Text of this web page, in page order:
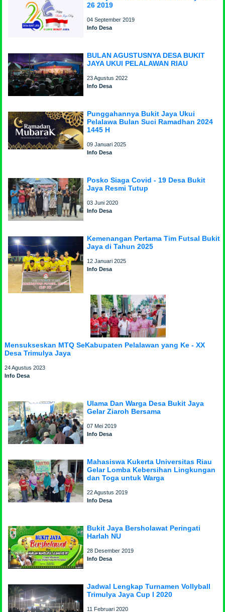
26 2019
04 September 2019
Info Desa
BULAN AGUSTUSNYA DESA BUKIT
JAYA UKUI PELALAWAN RIAU
23 Agustus 2022
Info Desa
Punggahannya Bukit Jaya Ukui
Pelalawa Bulan Suci Ramadhan 2024
1445 H
09 Januari 2025
Info Desa
Posko Siaga Covid - 19 Desa Bukit
Jaya Resmi Tutup
03 Juni 2020
Info Desa
Kemenangan Pertama Tim Futsal Bukit
Jaya di Tahun 2025
12 Januari 2025
Info Desa
Mensukseskan MTQ SeKabupaten Pelalawan yang Ke - XX
Desa Trimulya Jaya
24 Agustus 2023
Info Desa
Ulama Dan Warga Desa Bukit Jaya
Gelar Ziaroh Bersama
07 Mei 2019
Info Desa
Mahasiswa Kukerta Universitas Riau
Gelar Lomba Kebersihan Lingkungan
dan Toga untuk Warga
22 Agustus 2019
Info Desa
Bukit Jaya Bersholawat Peringati
Harlah NU
28 Desember 2019
Info Desa
Jadwal Lengkap Turnamen Vollyball
Trimulya Jaya Cup I 2020
11 Februari 2020